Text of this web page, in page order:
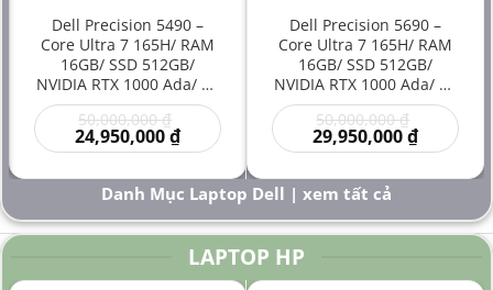
Dell Precision 5490 –
Core Ultra 7 165H/ RAM
16GB/ SSD 512GB/
NVIDIA RTX 1000 Ada/ 14
inch – Laptop
Workstation Đồ Họa Siêu
Gọn Hiệu Năng Cao Giá
50,000,000₫
gốc
là:
50,000,000 ₫.
24,950,000₫Giá
hiện
là:
24,950,000 ₫.
Dell Precision 5690 –
Core Ultra 7 165H/ RAM
16GB/ SSD 512GB/
NVIDIA RTX 1000 Ada/ 16
inch – Laptop
Workstation Cao Cấp Đồ
Họa Kỹ Thuật Sáng Tạo
50,000,000₫
gốc
là:
29,950,000₫Giá
hiện
là:
₫.
Danh Mục Laptop Dell | xem tất cả
LAPTOP HP